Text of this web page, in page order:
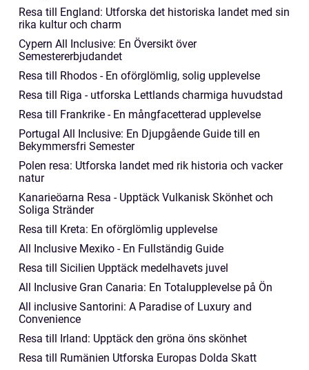
Resa till England: Utforska det historiska landet med sin
rika kultur och charm
Cypern All Inclusive: En Översikt över
Semestererbjudandet
Resa till Rhodos - En oförglömlig, solig upplevelse
Resa till Riga - utforska Lettlands charmiga huvudstad
Resa till Frankrike - En mångfacetterad upplevelse
Portugal All Inclusive: En Djupgående Guide till en
Bekymmersfri Semester
Polen resa: Utforska landet med rik historia och vacker
natur
Kanarieöarna Resa - Upptäck Vulkanisk Skönhet och
Soliga Stränder
Resa till Kreta: En oförglömlig upplevelse
All Inclusive Mexiko - En Fullständig Guide
Resa till Sicilien Upptäck medelhavets juvel
All Inclusive Gran Canaria: En Totalupplevelse på Ön
All inclusive Santorini: A Paradise of Luxury and
Convenience
Resa till Irland: Upptäck den gröna öns skönhet
Resa till Rumänien Utforska Europas Dolda Skatt